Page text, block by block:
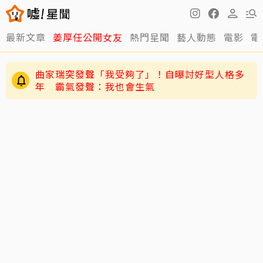
最新文章 姜厚任公開女友 熱門星聞 藝人動態 電影
曲家瑞突發聲「我受夠了」！自曝討好型人格多
年 霸氣發聲：我也會生氣